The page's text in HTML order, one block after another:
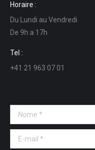
opens
in
new
window
opens
in
new
in
opens
Horaire :
Du Lundi au Vendredi
De 9h a 17h
Tel :
+41 21 963 07 01
Nome *
E-mail *